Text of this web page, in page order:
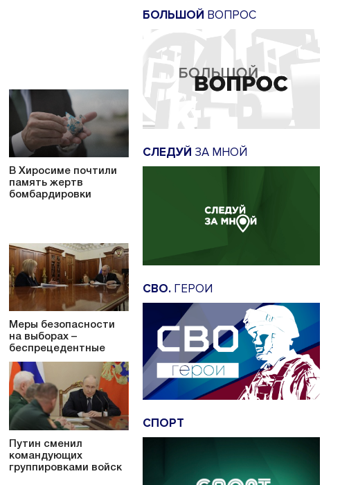
В Хиросиме почтили
память жертв
бомбардировки
Меры безопасности
на выборах –
беспрецедентные
Путин сменил
командующих
группировками войск
БОЛЬШОЙ ВОПРОС
СЛЕДУЙ ЗА МНОЙ
СВО. ГЕРОИ
СПОРТ